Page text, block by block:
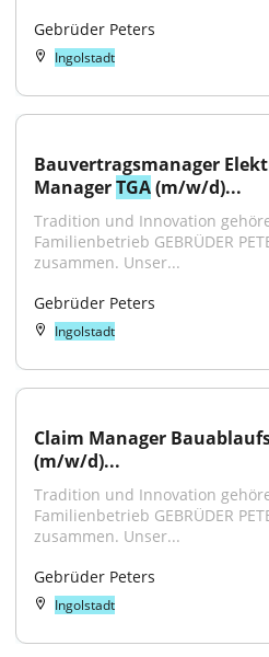
Gebrüder Peters
Ingolstadt
Bauvertragsmanager
Manager TGA (m/w/d)...
Tradition und Innovation
Familienbetrieb GEBRÜDER
zusammen. Unser...
Gebrüder Peters
Ingolstadt
Claim Manager
(m/w/d)...
Tradition und Innovation
Familienbetrieb GEBRÜDER
zusammen. Unser...
Gebrüder Peters
Ingolstadt